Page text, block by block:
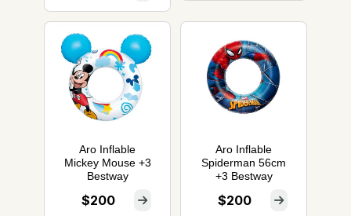
Aro Inflable
Mickey Mouse +3
Bestway
$200
Aro Inflable
Spiderman 56cm
+3 Bestway
$200